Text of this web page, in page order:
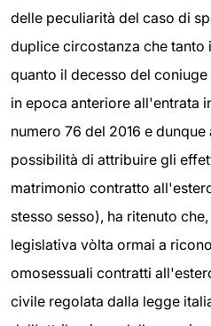
delle peculiarità del caso di
duplice circostanza che
quanto il decesso del
in epoca anteriore all'entrata
numero 76 del 2016 e
possibilità di attribuire gli
matrimonio contratto
stesso sesso), ha ritenuto
legislativa vòlta ormai a
omosessuali contratti
civile regolata dalla legge